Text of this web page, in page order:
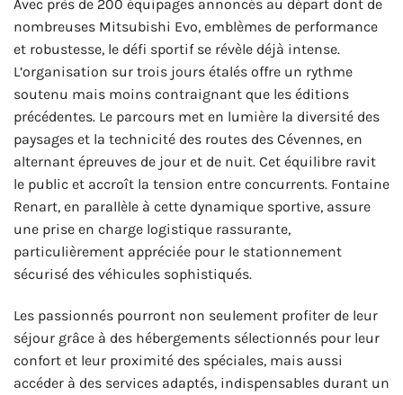
Avec près de 200 équipages annoncés au départ dont de
nombreuses Mitsubishi Evo, emblèmes de performance
et robustesse, le défi sportif se révèle déjà intense.
L’organisation sur trois jours étalés offre un rythme
soutenu mais moins contraignant que les éditions
précédentes. Le parcours met en lumière la diversité des
paysages et la technicité des routes des Cévennes, en
alternant épreuves de jour et de nuit. Cet équilibre ravit
le public et accroît la tension entre concurrents. Fontaine
Renart, en parallèle à cette dynamique sportive, assure
une prise en charge logistique rassurante,
particulièrement appréciée pour le stationnement
sécurisé des véhicules sophistiqués.
Les passionnés pourront non seulement profiter de leur
séjour grâce à des hébergements sélectionnés pour leur
confort et leur proximité des spéciales, mais aussi
accéder à des services adaptés, indispensables durant un